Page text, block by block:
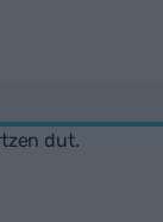
dut.